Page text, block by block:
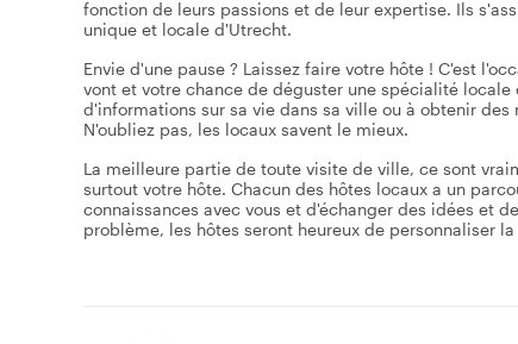
fonction de leurs passions et de leur expertise. Ils
unique et locale d'Utrecht.
Envie d'une pause ? Laissez faire votre hôte ! C'est
vont et votre chance de déguster une spécialité
d'informations sur sa vie dans sa ville ou à obtenir
N'oubliez pas, les locaux savent le mieux.
La meilleure partie de toute visite de ville, ce sont
surtout votre hôte. Chacun des hôtes locaux a un
connaissances avec vous et d'échanger des idées et
problème, les hôtes seront heureux de personnaliser